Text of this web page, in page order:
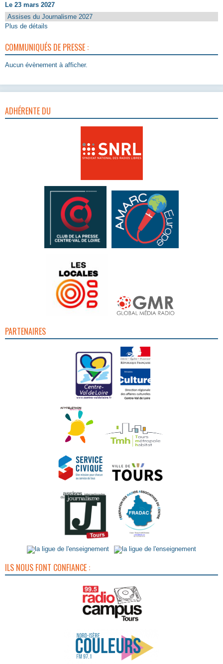
Le 23 mars 2027
Assises du Journalisme 2027
Plus de détails
COMMUNIQUÉS DE PRESSE :
Aucun évènement à afficher.
ADHÉRENTE DU
PARTENAIRES
ILS NOUS FONT CONFIANCE :